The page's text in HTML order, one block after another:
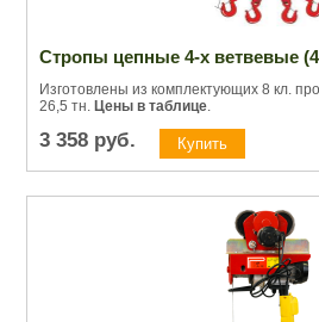
Стропы цепные 4-х ветвевые
Изготовлены из комплектующих 8 кл.
26,5 тн. Цены в таблице
3 358 руб.